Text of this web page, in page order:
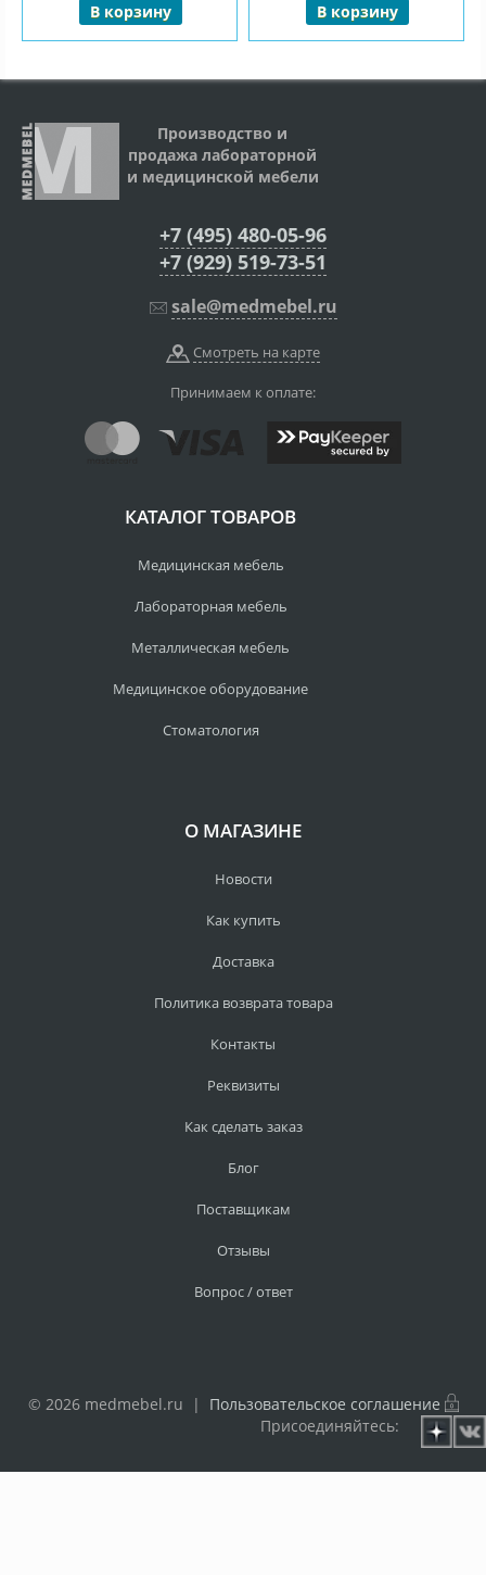
В корзину В корзину
Производство и
продажа лабораторной
и медицинской мебели
+7 (495) 480-05-96
+7 (929) 519-73-51
sale@medmebel.ru
Смотреть на карте
Принимаем к оплате:
КАТАЛОГ ТОВАРОВ
Медицинская мебель
Лабораторная мебель
Металлическая мебель
Медицинское оборудование
Стоматология
О МАГАЗИНЕ
Новости
Как купить
Доставка
Политика возврата товара
Контакты
Реквизиты
Как сделать заказ
Блог
Поставщикам
Отзывы
Вопрос / ответ
© 2026 medmebel.ru | Пользовательское соглашение
Присоединяйтесь: